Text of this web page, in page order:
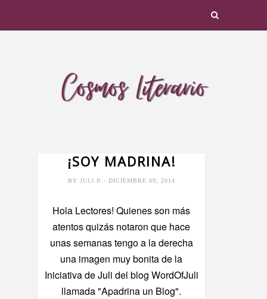
¡SOY MADRINA!
BY JULI R - DICIEMBRE 09, 2014
Hola Lectores! Quienes son más
atentos quizás notaron que hace
unas semanas tengo a la derecha
una imagen muy bonita de la
Iniciativa de Juli del blog WordOfJuli
llamada "Apadrina un Blog".